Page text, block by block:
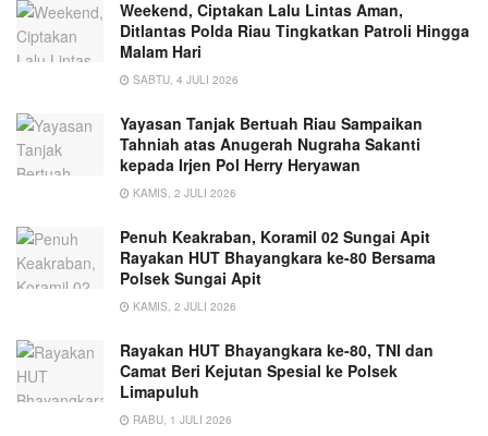
Weekend, Ciptakan Lalu Lintas Aman,
Ditlantas Polda Riau Tingkatkan Patroli Hingga
Malam Hari
SABTU, 4 JULI 2026
Yayasan Tanjak Bertuah Riau Sampaikan
Tahniah atas Anugerah Nugraha Sakanti
kepada Irjen Pol Herry Heryawan
KAMIS, 2 JULI 2026
Penuh Keakraban, Koramil 02 Sungai Apit
Rayakan HUT Bhayangkara ke-80 Bersama
Polsek Sungai Apit
KAMIS, 2 JULI 2026
Rayakan HUT Bhayangkara ke-80, TNI dan
Camat Beri Kejutan Spesial ke Polsek
Limapuluh
RABU, 1 JULI 2026